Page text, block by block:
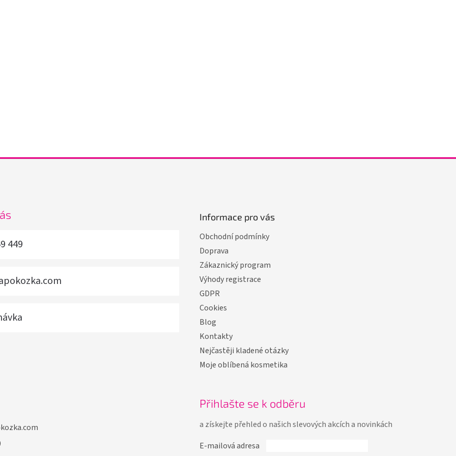
449
Informace pro vás
Obchodní podmínky
Doprava
Zákaznický program
Výhody registrace
GDPR
Cookies
Blog
Kontakty
Nejčastěji kladené otázky
Moje oblíbená kosmetika
Přihlašte se k odběru
a získejte přehled o našich slevových akcích a novinkách
E-mailová adresa